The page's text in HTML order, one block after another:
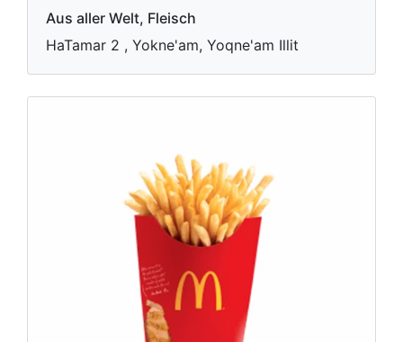
Aus aller Welt, Fleisch
HaTamar 2 , Yokne'am, Yoqne'am Illit